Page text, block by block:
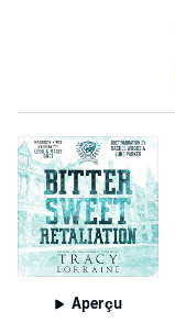
Aperçu